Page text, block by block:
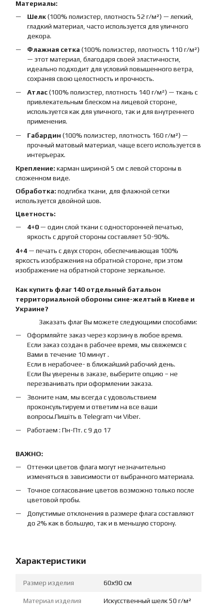
Материалы:
Шелк(100% полиэстер, плотность 52 г/м²) — легкий,
гладкий материал, часто используется для уличного
декора.
Флажная сетка (100% полиэстер, плотность 110 г/м²)
— этот материал, благодаря своей эластичности,
идеально подходит для условий повышенного ветра,
сохраняя свою целостность и прочность.
Атлас(100% полиэстер, плотность 140 г/м²) — ткань с
привлекательным блеском на лицевой стороне,
используется как для уличного, так и для внутреннего
применения.
Габардин (100% полиэстер, плотность 160 г/м²) —
прочный матовый материал, чаще всего используется в
интерьерах.
Крепление: карман шириной 5 см с левой стороны в
сложенном виде.
Обработка: подгибка ткани, для флажной сетки
используется двойной шов.
Цветность:
4+0 — один слой ткани с односторонней печатью,
яркость с другой стороны составляет 50-90%.
4+4 — печать с двух сторон, обеспечивающая 100%
яркость изображения на обратной стороне, при этом
изображение на обратной стороне зеркальное.
Как купить флаг 140 отдельный батальон
территориальной обороны сине-желтый в Киеве и
Украине?
Заказать флаг Вы можете следующими способами:
Оформляйте заказ через корзину в любое время.
Если заказ создан в рабочее время, мы свяжемся с
Вами в течение 10 минут .
Если в нерабочее- в ближайший рабочий день.
Если Вы уверены в заказе, выберите опцию – не
перезванивать при оформлении заказа.
Звоните нам, мы всегда с удовольствием
проконсультируем и ответим на все ваши
вопросы.Пишіть в Telegram чи Viber.
Работаем : Пн-Пт. с 9 до 17
ВАЖНО:
Оттенки цветов флага могут незначительно
изменяться в зависимости от выбранного материала.
Точное согласование цветов возможно только после
цветовой пробы.
Допустимые отклонения в размере флага составляют
до 2% как в большую, так и в меньшую сторону.
Характеристики
Размер изделия 60х90 см
Материал изделия Искусственный шелк 50 г/м²